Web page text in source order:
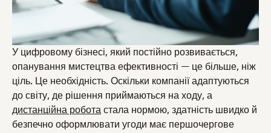
У цифровому бізнесі, який постійно розвивається,
опанування мистецтва ефективності — це більше, ніж
ціль. Це необхідність. Оскільки компанії адаптуються
до світу, де рішення приймаються на ходу, а
дистанційна робота стала нормою, здатність швидко й
безпечно оформлювати угоди має першочергове